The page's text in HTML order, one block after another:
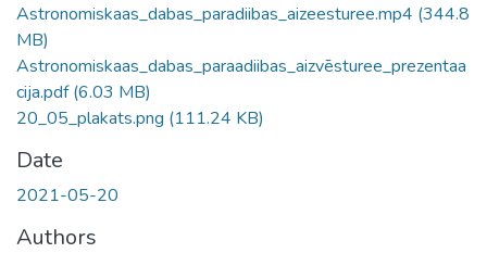
Astronomiskaas_dabas_paradiibas_aizeesturee.mp4 (344.8
MB)
Astronomiskaas_dabas_paraadiibas_aizvēsturee_prezentaa
cija.pdf(6.03 MB)
20_05_plakats.png (111.24 KB)
Date
2021-05-20
Authors